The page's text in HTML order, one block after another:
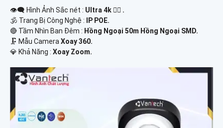
👁️‍🗨 Hình Ảnh Sắc nét : Ultra 4k 👍🏾 .
🕉️ Trang Bị Công Nghệ :
IP POE.
🔴 Tầm Nhìn Ban Đêm : Hồng Ngoại 50m Hồng Ngoại SMD.
🗜️ Mẫu CameraXoay 360.
️💎 Khả Năng : Xoay Zoom.